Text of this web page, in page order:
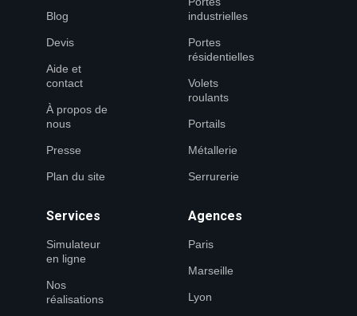
Blog
Devis
Aide et
contact
À propos de
nous
Presse
Plan du site
industrielles
Portes
résidentielles
Volets
roulants
Portails
Métallerie
Serrurerie
Services
Simulateur
en ligne
Nos
réalisations
Agences
Paris
Marseille
Lyon